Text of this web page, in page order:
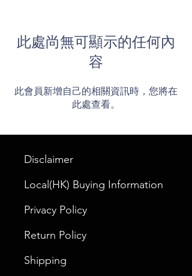
此處尚無可顯示的任何內
容
此會員新增自己的相關資訊時，您將在
此處查看。
Disclaimer
Local(HK) Buying Information
Privacy Policy
Return Policy
Shipping